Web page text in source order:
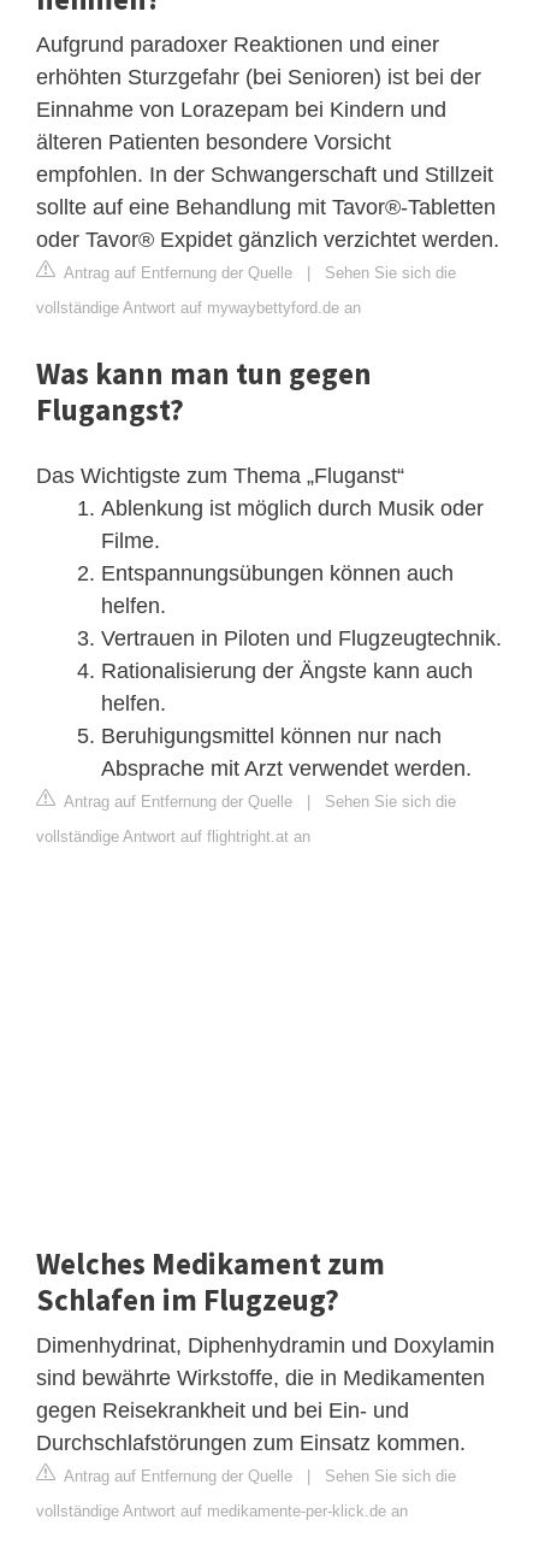
Aufgrund paradoxer Reaktionen und einer
erhöhten Sturzgefahr (bei Senioren) ist bei der
Einnahme von Lorazepam bei Kindern und
älteren Patienten besondere Vorsicht
empfohlen. In der Schwangerschaft und Stillzeit
sollte auf eine Behandlung mit Tavor®-Tabletten
oder Tavor® Expidet gänzlich verzichtet werden.
Antrag auf Entfernung der Quelle | Sehen Sie sich die
vollständige Antwort auf mywaybettyford.de an
Was kann man tun gegen
Flugangst?
Das Wichtigste zum Thema „Fluganst“
Ablenkung ist möglich durch Musik oder
Filme.
Entspannungsübungen können auch
helfen.
Vertrauen in Piloten und Flugzeugtechnik.
Rationalisierung der Ängste kann auch
helfen.
Beruhigungsmittel können nur nach
Absprache mit Arzt verwendet werden.
Antrag auf Entfernung der Quelle | Sehen Sie sich die
vollständige Antwort auf flightright.at an
Welches Medikament zum
Schlafen im Flugzeug?
Dimenhydrinat, Diphenhydramin und Doxylamin
sind bewährte Wirkstoffe, die in Medikamenten
gegen Reisekrankheit und bei Ein- und
Durchschlafstörungen zum Einsatz kommen.
Antrag auf Entfernung der Quelle | Sehen Sie sich die
vollständige Antwort auf medikamente-per-klick.de an